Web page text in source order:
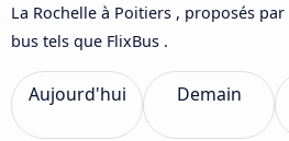
La Rochelle à Poitiers , proposés
bus tels que FlixBus .
Aujourd'hui Demain